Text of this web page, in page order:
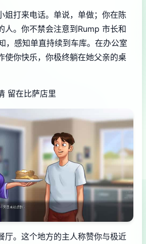
姐打来电话。单说，单做；你在陈
人。你不禁会注意到Rump 市长和
，感知单直持续到车库。在办公室
使你快乐，你极终躺在她父亲的桌
留在比萨店里
厅。这个地方的主人称赞你与极近